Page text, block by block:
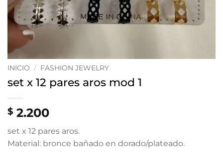
INICIO / FASHION JEWELRY
set x 12 pares aros mod 1
$ 2.200
set x 12 pares aros.
Material: bronce bañado en dorado/plateado.